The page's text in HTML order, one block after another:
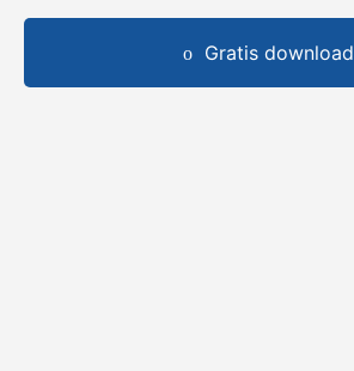
Gratis download